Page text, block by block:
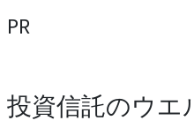
PR
投資信託のウエ